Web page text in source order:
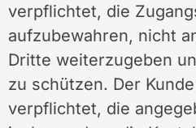
verpflichtet, die
aufzubewahren, nicht
Dritte weiterzugeben
zu schützen. Der
verpflichtet, die